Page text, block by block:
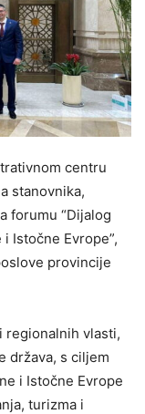
centru
stanovnika,
forumu “Dijalog
Istočne Evrope”,
provincije
regionalnih vlasti,
država, s ciljem
i Istočne Evrope
turizma i